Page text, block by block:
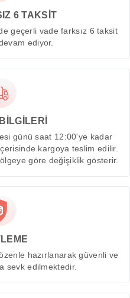
6 TAKSİT
geçerli vade farksız 6 taksit
ediyor.
günü saat 12:00'ye kadar
kargoya teslim edilir.
göre değişiklik gösterir.
hazırlanarak güvenli ve
sevk edilmektedir.